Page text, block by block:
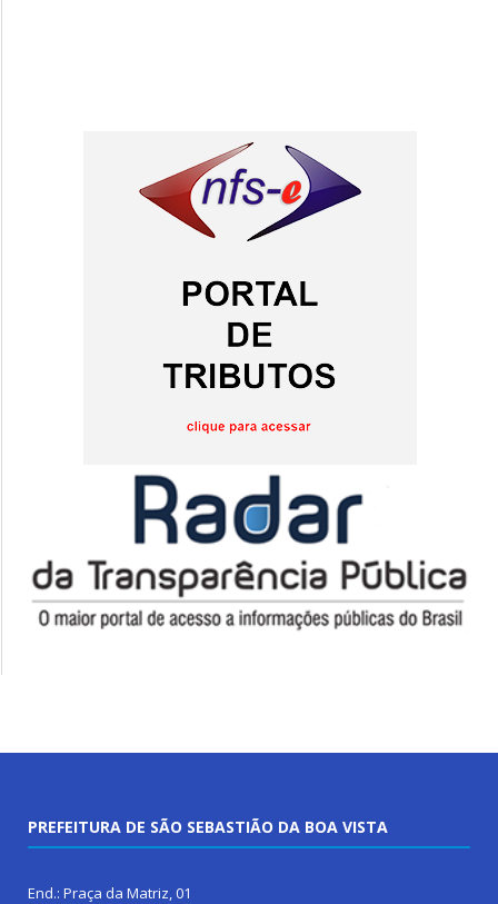
PREFEITURA DE SÃO SEBASTIÃO DA BOA VISTA
End.: Praça da Matriz, 01